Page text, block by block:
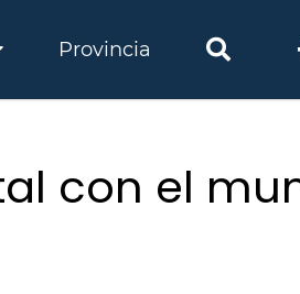
Provincia
con el